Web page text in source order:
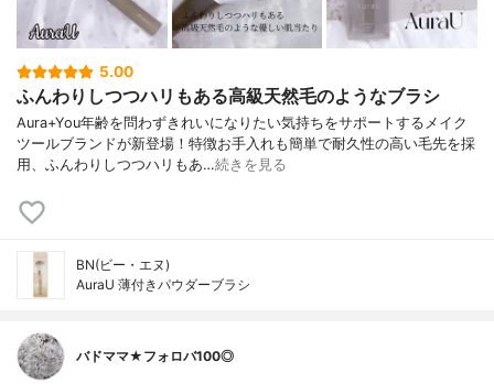
5.00
ふんわりしつつハリもある高級天然毛のようなブラシ
Aura+You年齢を問わずきれいになりたい気持ちをサポートするメイク
ツールブランドが新登場！特徴お手入れも簡単で耐久性の高い毛先を採
用、ふんわりしつつハリもあ…続きを見る
BN(ビー・エヌ)
AuraU 薄付きパウダーブラシ
バドママ★フォロバ100◎